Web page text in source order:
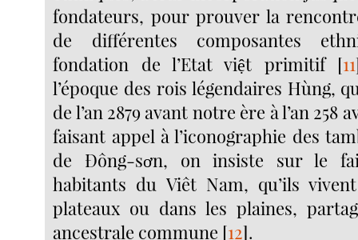
fondateurs, pour prouver la
de différentes composantes
fondation de l’Etat việt primitif[11
l’époque des rois légendaires Hùng,
de l’an 2879 avant notre ère à l’an 258
faisant appel à l’iconographie des
de Ðông-sơn, on insiste sur le
habitants du Viêt Nam, qu’ils
plateaux ou dans les plaines,
ancestrale commune [12].